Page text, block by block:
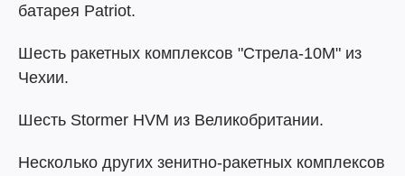
батарея Patriot.
Шесть ракетных комплексов "Стрела-10М" из
Чехии.
Шесть Stormer HVM из Великобритании.
Несколько других зенитно-ракетных комплексов